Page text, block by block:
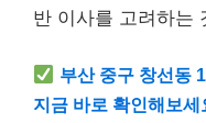
반 이사를 고려하는
부산 중구 창선동
지금 바로 확인해보세